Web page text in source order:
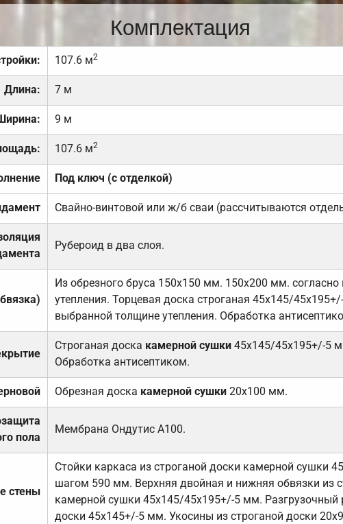
Комплектация
107.6 м2
Длина: 7 м
9 м
107.6 м2
Под ключ (с отделкой)
Свайно-винтовой или ж/б сваи (рассчитываются
Рубероид в два слоя.
Из обрезного бруса 150х150 мм. 150х200 мм.
утепления. Торцевая доска строганая 45х145/
выбранной толщине утепления. Обработка
Строганая доска камерной сушки 45х145/45х195+/-5
Обработка антисептиком.
Обрезная доска камерной сушки20х100 мм.
пола
Мембрана Ондутис А100.
стены
Стойки каркаса из строганой доски камерной сушки
шагом 590 мм. Верхняя двойная и нижняя обвязки из
камерной сушки 45х145/45х195+/-5 мм. Разгрузочный
доски 45х145+/-5 мм. Укосины из строганой доски